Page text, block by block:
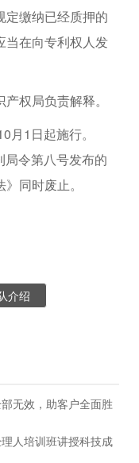
缴纳已经质押的
当在向专利权人发
局负责解释。
1日起施行。
令第八号发布的
同时废止。
介绍
无效，助客户全面胜
人培训班讲授科技成